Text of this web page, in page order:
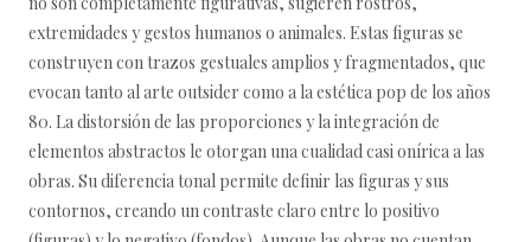
extremidades y gestos humanos o animales. Estas figuras se
construyen con trazos gestuales amplios y fragmentados, que
evocan tanto al arte outsider como a la estética pop de los años
80. La distorsión de las proporciones y la integración de
elementos abstractos le otorgan una cualidad casi onírica a las
obras. Su diferencia tonal permite definir las figuras y sus
contornos, creando un contraste claro entre lo positivo